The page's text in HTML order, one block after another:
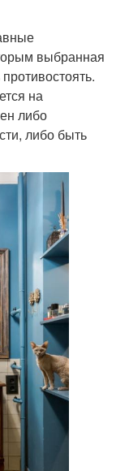
выбранная
на
либо
либо быть